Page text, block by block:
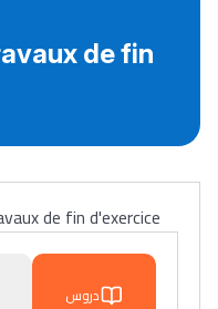
de fin
de fin d'exercice
دروس